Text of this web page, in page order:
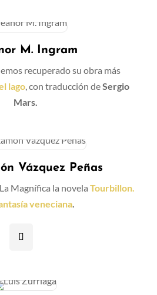
M. Ingram
recuperado su obra más
lago, con traducción deSergio
Mars.
Vázquez Peñas
Magnífica la novela Tourbillon.
veneciana.